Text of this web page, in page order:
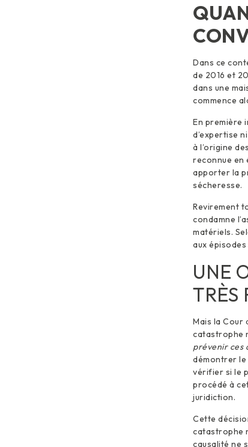
Dans ce
de 2016 et
dans une
commence
En première
d’expertise
à l’origine
reconnue en
apporter la
sécheresse.
Revirement
condamne
matériels.
aux
UNE
TRÈS
Mais la Cour
catastrophe
prévenir ces
démontrer le
vérifier si le
procédé à
juridiction.
Cette
catastrophe
causalité ne